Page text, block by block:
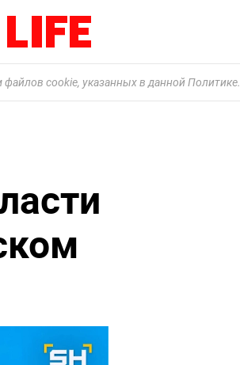
файлов cookie, указанных в данной Политике.